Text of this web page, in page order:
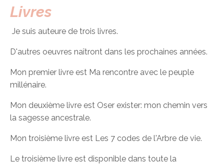
Livres
Je suis auteure de trois livres.
D'autres oeuvres naîtront dans les prochaines années.
Mon premier livre est Ma rencontre avec le peuple
millénaire.
Mon deuxième livre est Oser exister: mon chemin vers
la sagesse ancestrale.
Mon troisième livre est Les 7 codes de l'Arbre de vie.
Le troisième livre est disponible dans toute la